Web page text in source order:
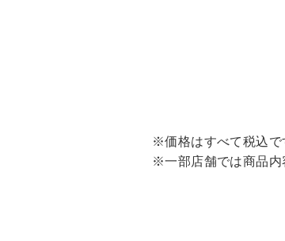
※価格はすべて税込で
※一部店舗では商品内